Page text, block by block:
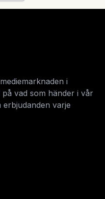
i
på vad som händer i vår
erbjudanden varje